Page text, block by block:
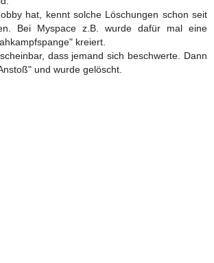
hat, kennt solche Löschungen schon seit
Bei Myspace z.B. wurde dafür mal eine
kreiert.
dass jemand sich beschwerte. Dann
und wurde gelöscht.